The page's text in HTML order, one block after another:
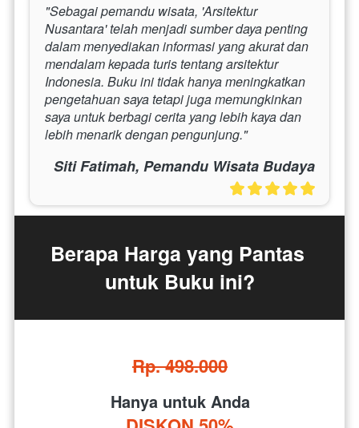
"Sebagai pemandu wisata, 'Arsitektur
Nusantara' telah menjadi sumber daya penting
dalam menyediakan informasi yang akurat dan
mendalam kepada turis tentang arsitektur
Indonesia. Buku ini tidak hanya meningkatkan
pengetahuan saya tetapi juga memungkinkan
saya untuk berbagi cerita yang lebih kaya dan
lebih menarik dengan pengunjung."
Siti Fatimah, Pemandu Wisata Budaya
Berapa Harga yang Pantas
untuk Buku ini?
Rp. 498.000
Hanya untuk Anda